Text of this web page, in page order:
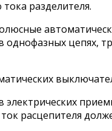
разделителя.
однофазных цепях,
электрических
расцепителя